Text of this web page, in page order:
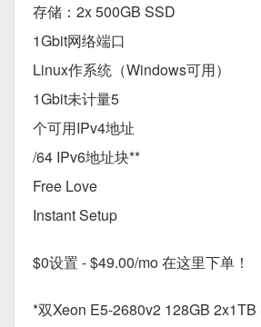
存储：2x 500GB SSD
1Gbit网络端口
Linux作系统（Windows可用）
1Gbit未计量5
个可用IPv4地址
/64 IPv6地址块**
Free Love
Instant Setup
$0设置 - $49.00/mo 在这里下单！
*双Xeon E5-2680v2 128GB